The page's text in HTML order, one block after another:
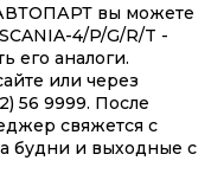
АВТОПАРТ вы можете
4/P/G/R/T -
его аналоги.
или через
56 9999. После
свяжется с
будни и выходные с